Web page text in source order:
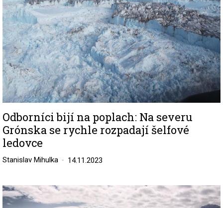
Odborníci bijí na poplach: Na severu
Grónska se rychle rozpadají šelfové
ledovce
Stanislav Mihulka 14.11.2023
Image